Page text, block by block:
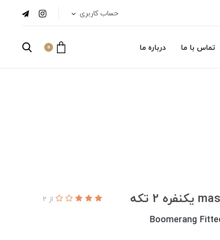
حساب کاربری
تماس با ما درباره ما 0
از 2
Boomerang